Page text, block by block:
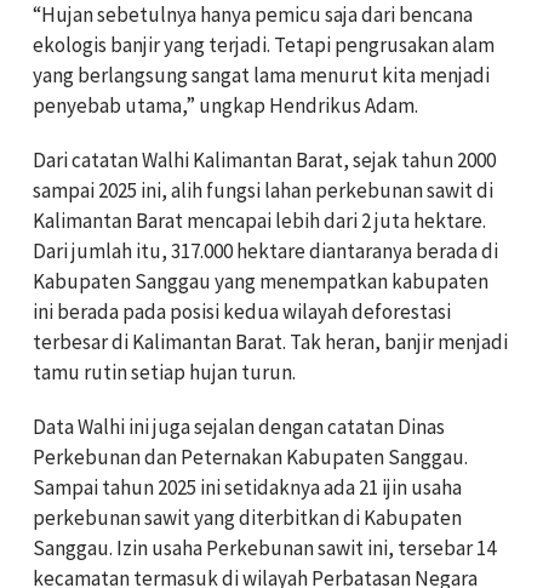
“Hujan sebetulnya hanya pemicu saja dari bencana
ekologis banjir yang terjadi. Tetapi pengrusakan alam
yang berlangsung sangat lama menurut kita menjadi
penyebab utama,” ungkap Hendrikus Adam.
Dari catatan Walhi Kalimantan Barat, sejak tahun 2000
sampai 2025 ini, alih fungsi lahan perkebunan sawit di
Kalimantan Barat mencapai lebih dari 2 juta hektare.
Dari jumlah itu, 317.000 hektare diantaranya berada di
Kabupaten Sanggau yang menempatkan kabupaten
ini berada pada posisi kedua wilayah deforestasi
terbesar di Kalimantan Barat. Tak heran, banjir menjadi
tamu rutin setiap hujan turun.
Data Walhi ini juga sejalan dengan catatan Dinas
Perkebunan dan Peternakan Kabupaten Sanggau.
Sampai tahun 2025 ini setidaknya ada 21 ijin usaha
perkebunan sawit yang diterbitkan di Kabupaten
Sanggau. Izin usaha Perkebunan sawit ini, tersebar 14
kecamatan termasuk di wilayah Perbatasan Negara